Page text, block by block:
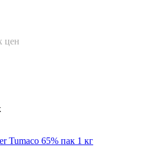
цен
Tumaco 65% пак 1 кг